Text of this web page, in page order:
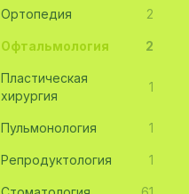
Ортопедия 2
Офтальмология 2
Пластическая
хирургия
1
Пульмонология 1
Репродуктология 1